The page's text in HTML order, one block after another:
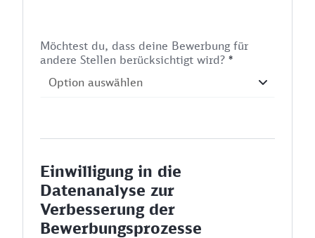
Möchtest du, dass deine Bewerbung für
andere Stellen berücksichtigt wird? *
Einwilligung in die
Datenanalyse zur
Verbesserung der
Bewerbungsprozesse